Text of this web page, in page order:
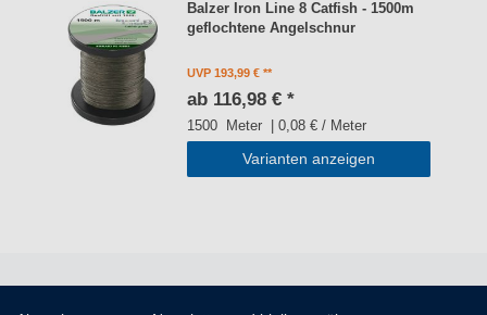
Balzer Iron Line 8 Catfish - 1500m
geflochtene Angelschnur
UVP 193,99 €
ab 116,98 € *
1500 Meter | 0,08 € / Meter
Varianten anzeigen